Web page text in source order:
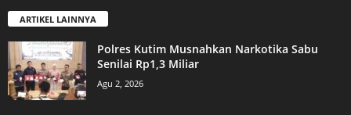
ARTIKEL LAINNYA
Polres Kutim Musnahkan Narkotika Sabu
Senilai Rp1,3 Miliar
Agu 2, 2026